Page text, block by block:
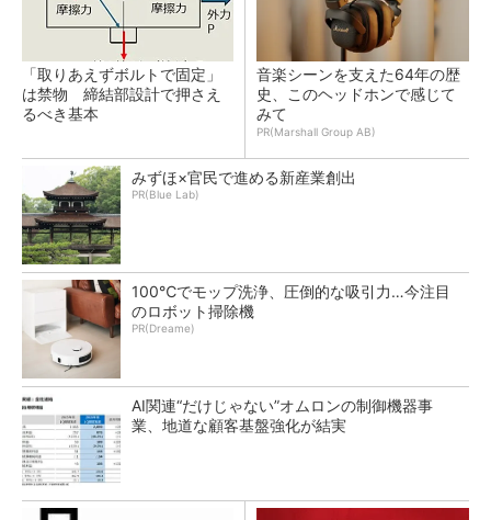
「取りあえずボルトで固定」
は禁物 締結部設計で押さえ
るべき基本
音楽シーンを支えた64年の歴
史、このヘッドホンで感じて
みて
PR(Marshall Group AB)
みずほ×官民で進める新産業創出
PR(Blue Lab)
100℃でモップ洗浄、圧倒的な吸引力…今注目
のロボット掃除機
PR(Dreame)
AI関連“だけじゃない”オムロンの制御機器事
業、地道な顧客基盤強化が結実